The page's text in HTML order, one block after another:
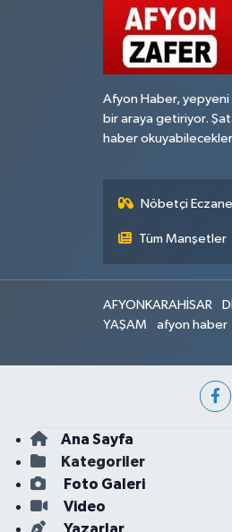
Afyon Haber, yepyeni
bir araya getiriyor.
haber
Nöbetçi
Tüm Manşetler
AFYONKARAHİSAR
YAŞAM
afyon haber
Ana Sayfa
Kategoriler
Foto Galeri
Video